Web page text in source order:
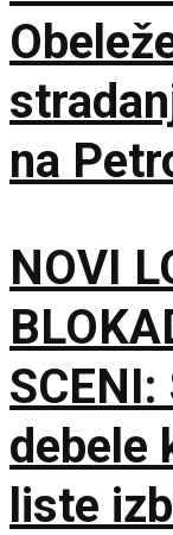
na
NOVI
debele
liste